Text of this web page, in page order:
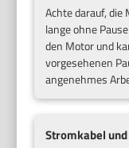
Achte darauf, die
lange ohne
den Motor und
vorgesehenen
angenehmes
Stromkabel